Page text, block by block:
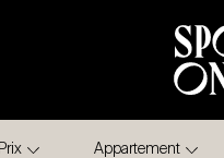
Prix Appartement